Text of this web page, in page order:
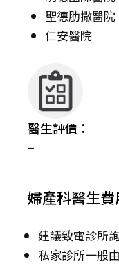
聖德肋撒醫院
仁安醫院
醫生評價：
–
婦產科醫生費
建議致電診所
私家診所一般